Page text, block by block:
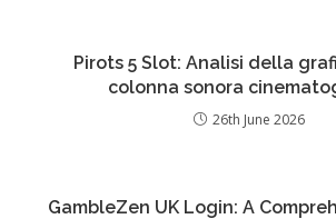
Pirots 5 Slot: Analisi della
colonna sonora
26th June 2026
GambleZen UK Login: A